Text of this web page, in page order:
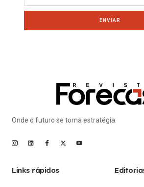
ENVIAR
Onde o futuro se torna estratégia.
Links rápidos